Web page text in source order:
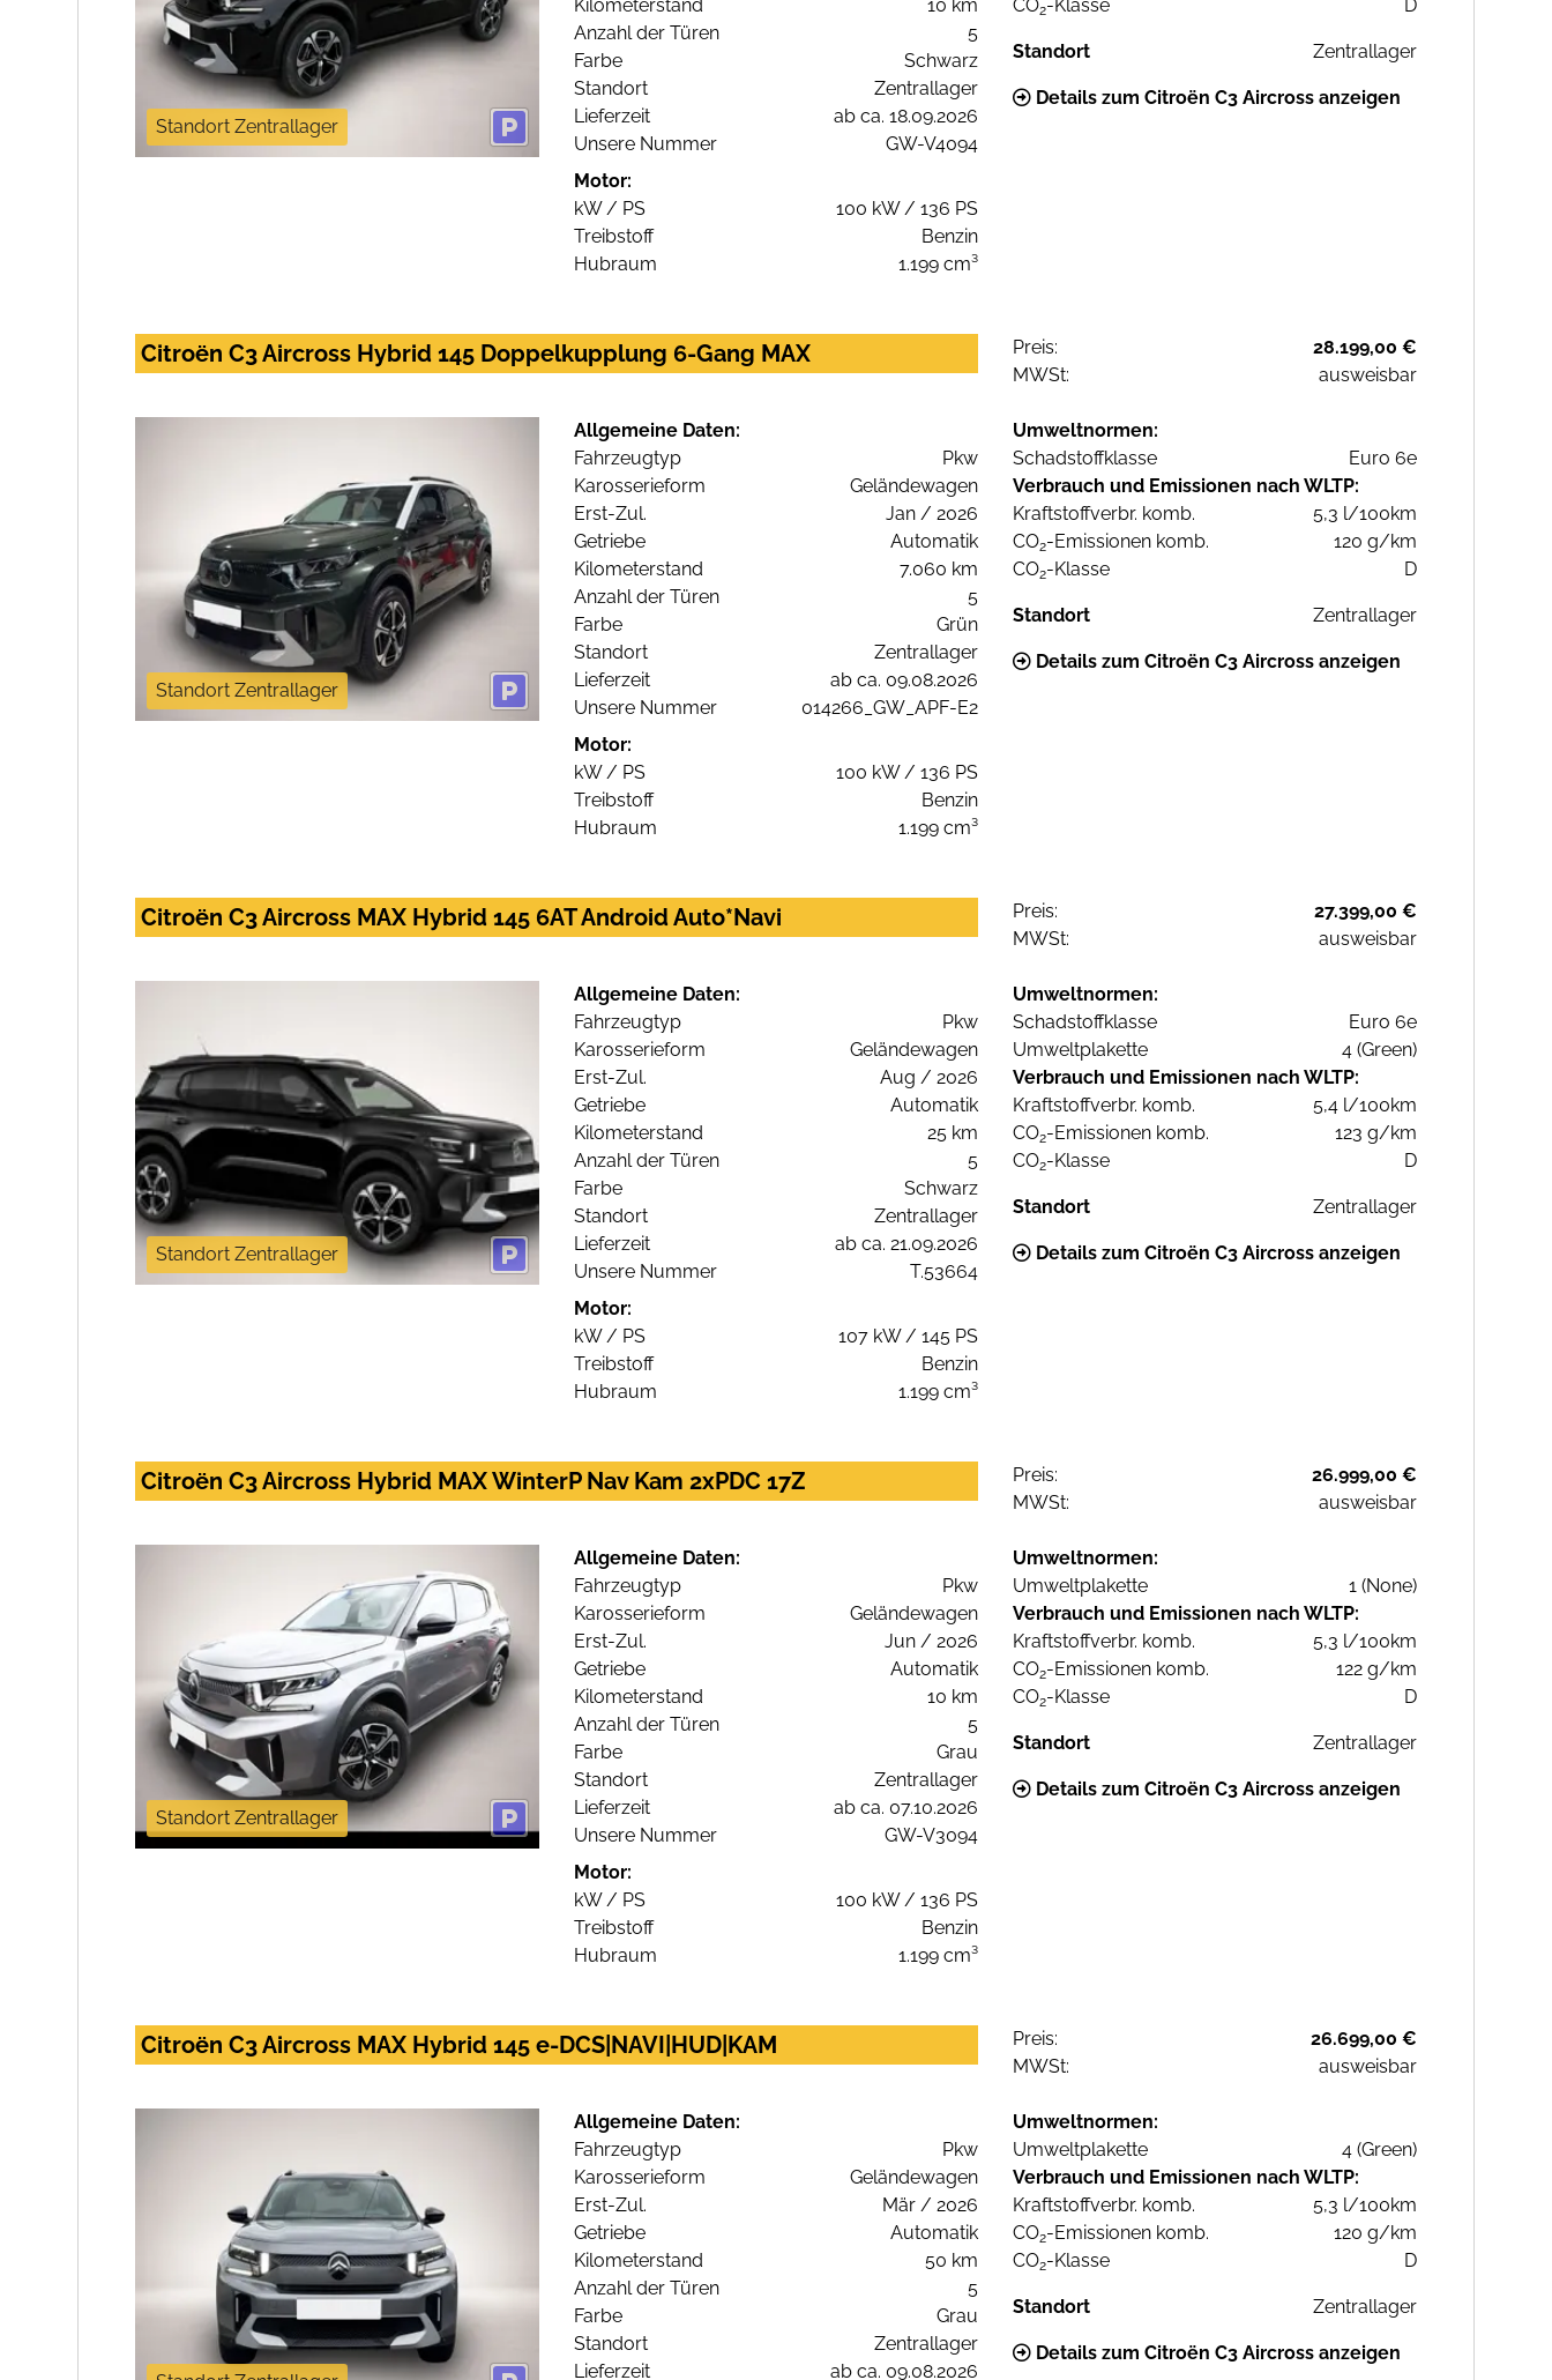
Standort Zentrallager
Kilometerstand
10 km
Anzahl der Türen
5
Farbe
Schwarz
Standort
Zentrallager
Lieferzeit
ab ca. 18.09.2026
Unsere Nummer
GW-V4094
Motor:
kW / PS
100 kW / 136 PS
Treibstoff
Benzin
Hubraum
1.199 cm³
CO2-Klasse D
Standort Zentrallager
Details zum Citroën C3 Aircross anzeigen
Citroën C3 Aircross Hybrid 145 Doppelkupplung 6-Gang MAX Preis:
28.199,00 €
MWSt:
ausweisbar
Standort Zentrallager
Allgemeine Daten:
Fahrzeugtyp
Pkw
Karosserieform
Geländewagen
Erst-Zul.
Jan / 2026
Getriebe
Automatik
Kilometerstand
7.060 km
Anzahl der Türen
5
Farbe
Grün
Standort
Zentrallager
Lieferzeit
ab ca. 09.08.2026
Unsere Nummer
014266_GW_APF-E2
Motor:
kW / PS
100 kW / 136 PS
Treibstoff
Benzin
Hubraum
1.199 cm³
Umweltnormen:
Schadstoffklasse
Euro 6e
Verbrauch und Emissionen nach WLTP:
Kraftstoffverbr. komb.
5,3 l/100km
CO2-Emissionen komb.
120 g/km
CO2-Klasse D
Standort Zentrallager
Details zum Citroën C3 Aircross anzeigen
Citroën C3 Aircross MAX Hybrid 145 6AT Android Auto*Navi Preis:
27.399,00 €
MWSt:
ausweisbar
Standort Zentrallager
Allgemeine Daten:
Fahrzeugtyp
Pkw
Karosserieform
Geländewagen
Erst-Zul.
Aug / 2026
Getriebe
Automatik
Kilometerstand
25 km
Anzahl der Türen
5
Farbe
Schwarz
Standort
Zentrallager
Lieferzeit
ab ca. 21.09.2026
Unsere Nummer
T.53664
Motor:
kW / PS
107 kW / 145 PS
Treibstoff
Benzin
Hubraum
1.199 cm³
Umweltnormen:
Schadstoffklasse
Euro 6e
Umweltplakette
4 (Green)
Verbrauch und Emissionen nach WLTP:
Kraftstoffverbr. komb.
5,4 l/100km
CO2-Emissionen komb.
123 g/km
CO2-Klasse D
Standort Zentrallager
Details zum Citroën C3 Aircross anzeigen
Citroën C3 Aircross Hybrid MAX WinterP Nav Kam 2xPDC 17Z Preis:
26.999,00 €
MWSt:
ausweisbar
Standort Zentrallager
Allgemeine Daten:
Fahrzeugtyp
Pkw
Karosserieform
Geländewagen
Erst-Zul.
Jun / 2026
Getriebe
Automatik
Kilometerstand
10 km
Anzahl der Türen
5
Farbe
Grau
Standort
Zentrallager
Lieferzeit
ab ca. 07.10.2026
Unsere Nummer
GW-V3094
Motor:
kW / PS
100 kW / 136 PS
Treibstoff
Benzin
Hubraum
1.199 cm³
Umweltnormen:
Umweltplakette
1 (None)
Verbrauch und Emissionen nach WLTP:
Kraftstoffverbr. komb.
5,3 l/100km
CO2-Emissionen komb.
122 g/km
CO2-Klasse D
Standort Zentrallager
Details zum Citroën C3 Aircross anzeigen
Citroën C3 Aircross MAX Hybrid 145 e-DCS|NAVI|HUD|KAM Preis:
26.699,00 €
MWSt:
ausweisbar
Allgemeine Daten:
Fahrzeugtyp
Pkw
Karosserieform
Geländewagen
Erst-Zul.
Mär / 2026
Getriebe
Automatik
Kilometerstand
50 km
Anzahl der Türen
5
Farbe
Grau
Standort
Zentrallager
Lieferzeit
ab ca. 09.08.2026
Umweltnormen:
Umweltplakette
4 (Green)
Verbrauch und Emissionen nach WLTP:
Kraftstoffverbr. komb.
5,3 l/100km
CO2-Emissionen komb.
120 g/km
CO2-Klasse D
Standort Zentrallager
Details zum Citroën C3 Aircross anzeigen